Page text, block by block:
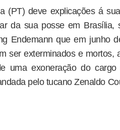
(PT) deve explicações á
da sua posse em Brasília,
Endemann que em junho
ser exterminados e mortos,
uma exoneração do
pelo tucano Zenaldo